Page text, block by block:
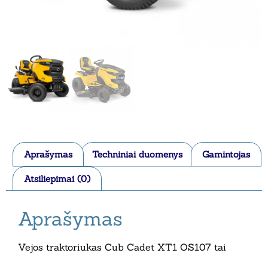
Aprašymas Techniniai duomenys Gamintojas
Atsiliepimai (0)
Aprašymas
Vejos traktoriukas Cub Cadet XT1 OS107 tai